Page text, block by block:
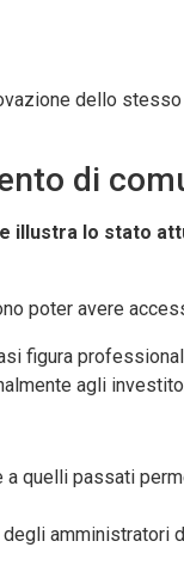
dello
di
illustra lo stato
poter avere
figura
agli
a quelli passati
amministratori